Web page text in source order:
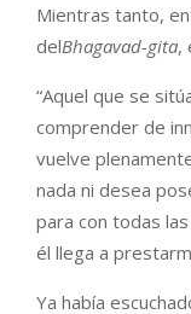
Mientras tanto,
delBhagavad-gita,
“Aquel que se
comprender de
vuelve
nada ni desea
para con todas
él llega a
Ya había